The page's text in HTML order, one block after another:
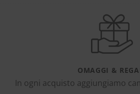
OMAGGI &
In ogni acquisto aggiungiamo